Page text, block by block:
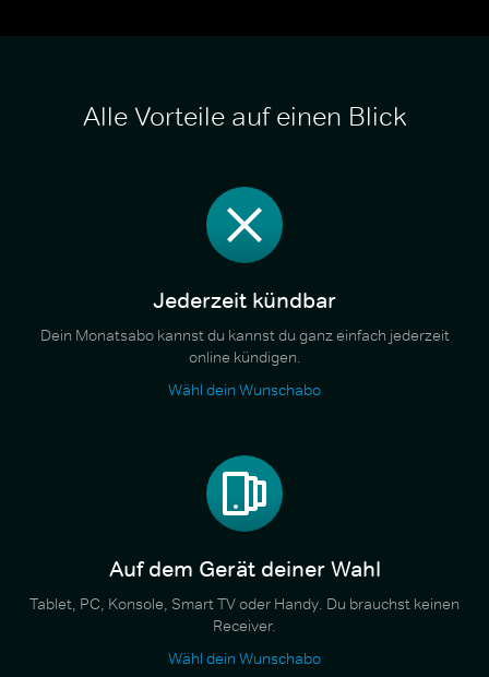
Alle Vorteile auf einen Blick
Jederzeit kündbar
Dein Monatsabo kannst du kannst du ganz einfach jederzeit
online kündigen.
Wähl dein Wunschabo
Auf dem Gerät deiner Wahl
Tablet, PC, Konsole, Smart TV oder Handy. Du brauchst keinen
Receiver.
Wähl dein Wunschabo